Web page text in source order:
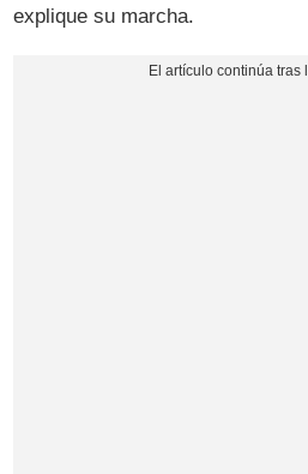
explique su marcha.